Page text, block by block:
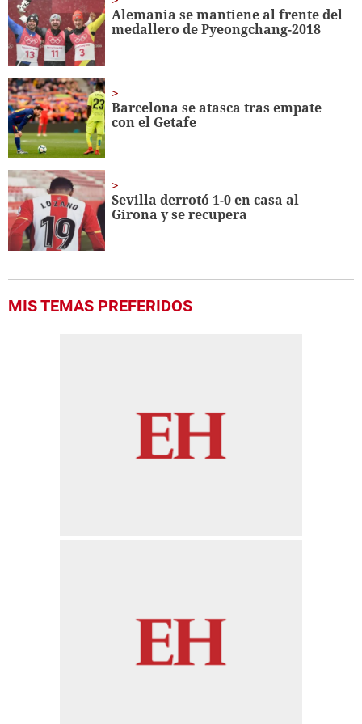
seconds
Alemania se mantiene al frente del
medallero de Pyeongchang-2018
Barcelona se atasca tras empate
con el Getafe
Sevilla derrotó 1-0 en casa al
Girona y se recupera
MIS TEMAS PREFERIDOS